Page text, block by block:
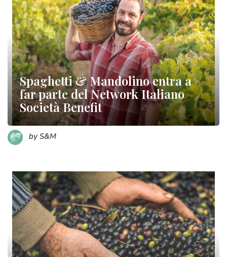
Spaghetti & Mandolino entra a
far parte del Network Italiano
Società Benefit
by S&M